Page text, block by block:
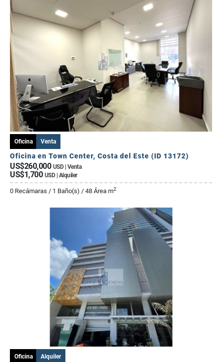
Oficina Venta
Oficina en Town Center, Costa del Este (ID 13172)
US$260,000 USD | Venta
US$1,700 USD | Alquiler
0 Recámaras / 1 Baño(s) / 48 Área m2
Oficina Alquiler